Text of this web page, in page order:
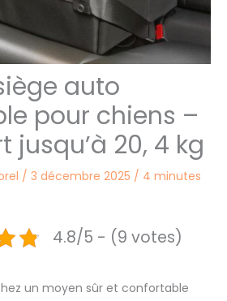
auto
pour chiens –
jusqu’à 20, 4 kg
/ 3 décembre 2025 / 4 minutes
4.8/5 - (9 votes)
un moyen sûr et confortable